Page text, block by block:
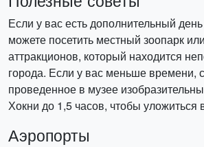
Если у вас есть дополнительный
можете посетить местный зоопарк
аттракционов, который находится
города. Если у вас меньше времени,
проведенное в музее
Хокни до 1,5 часов, чтобы уложиться
Аэропорты